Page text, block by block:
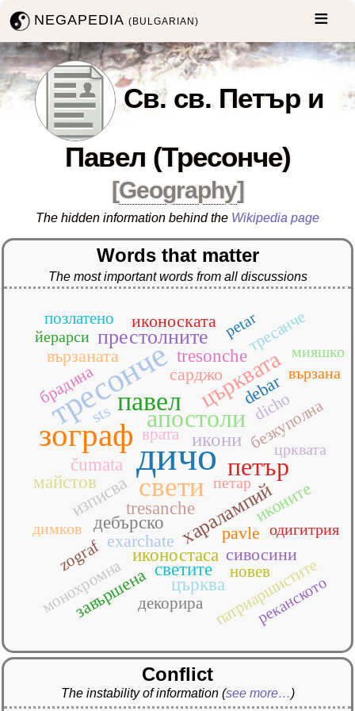
NEGAPEDIA(BULGARIAN)
Св. св. Петър и
Павел (Тресонче)
[Geography]
The hidden information behind the Wikipedia page
Words that matter
The most important words from all discussions
дичо
тресонче
зограф
свети
павел
апостоли
петър
църквата
престолните
икони
харалампий
tresanche
tresonche
čumata
дебърско
изписва
иконостаса
майстов
светите
църква
debar
exarchate pavle
вързаната
завършена
иконите
иконоската
сарджо
сивосини
dicho
zograf
безкуполна
брадина
врата
декорира
монохромна новев
патриаршистите
позлатено тресанче
petar
sts
вързана
димков
йерарси
мияшко
одигитрия
петар
реканското
црквата
Conflict
The instability of information (see more…)